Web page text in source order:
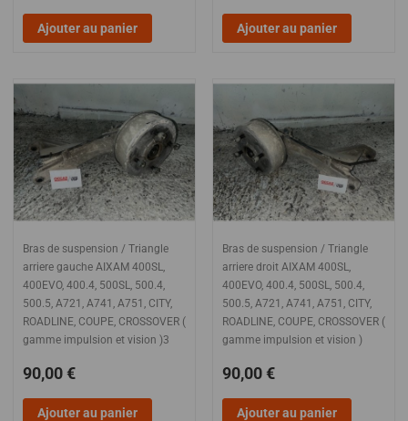
Ajouter au panier Ajouter au panier
Bras de suspension / Triangle
arriere gauche AIXAM 400SL,
400EVO, 400.4, 500SL, 500.4,
500.5, A721, A741, A751, CITY,
ROADLINE, COUPE, CROSSOVER (
gamme impulsion et vision )3
90,00 €
Ajouter au panier
Bras de suspension / Triangle
arriere droit AIXAM 400SL,
400EVO, 400.4, 500SL, 500.4,
500.5, A721, A741, A751, CITY,
ROADLINE, COUPE, CROSSOVER (
gamme impulsion et vision )
90,00 €
Ajouter au panier